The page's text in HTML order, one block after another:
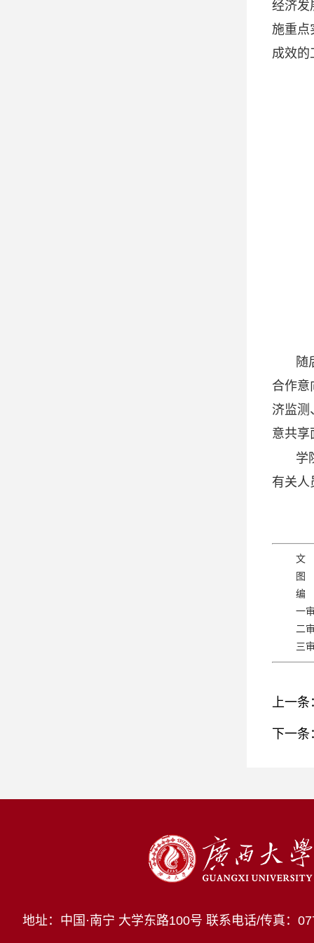
经济发
施重点
成效的
随
合作意
济监
意共享
学
有关人
文
图
编
一
二
三
上一条
下一条
地址：中国·南宁 大学东路100号 联系电话/传真：